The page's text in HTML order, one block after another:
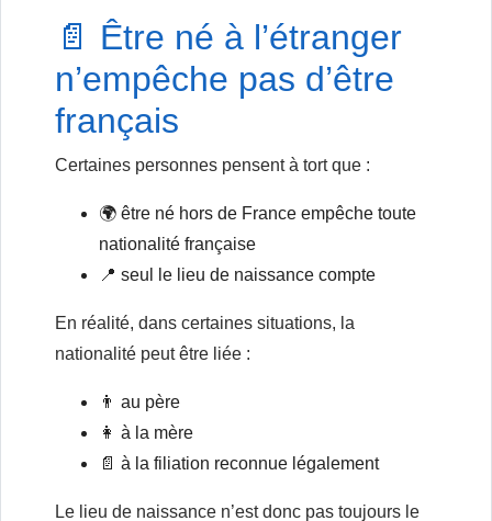
📄 Être né à l’étranger
n’empêche pas d’être
français
Certaines personnes pensent à tort que :
🌍 être né hors de France empêche toute
nationalité française
📍 seul le lieu de naissance compte
En réalité, dans certaines situations, la
nationalité peut être liée :
👨 au père
👩 à la mère
📄 à la filiation reconnue légalement
Le lieu de naissance n’est donc pas toujours le